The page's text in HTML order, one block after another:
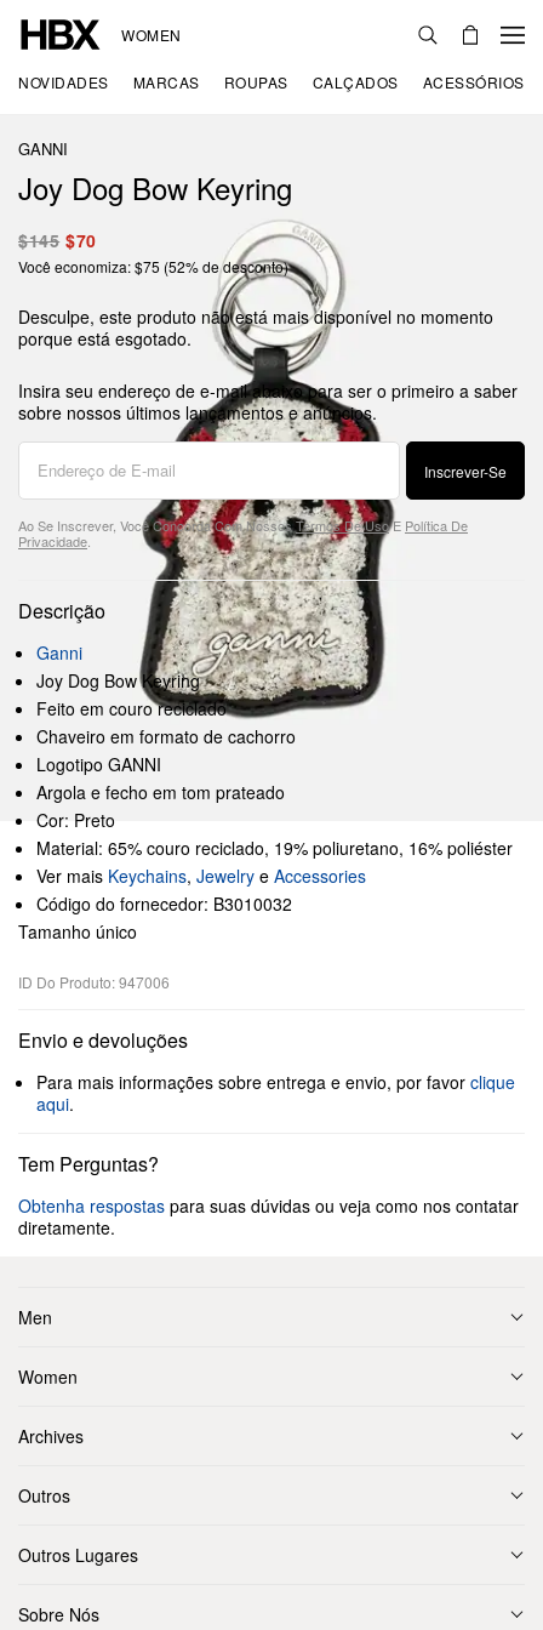
WOMEN
NOVIDADES MARCAS ROUPAS CALÇADOS ACESSÓRIOS
GANNI
Joy Dog Bow Keyring
$145 $70
Você economiza: $75 (52% de desconto)
Desculpe, este produto não está mais disponível no momento
porque está esgotado.
Insira seu endereço de e-mail abaixo para ser o primeiro a saber
sobre nossos últimos lançamentos e anúncios.
Inscrever-Se
Ao Se Inscrever, Você Concorda Com NossosTermos De UsoE Política De
Privacidade
Descrição
Ganni
Joy Dog Bow Keyring
Feito em couro reciclado
Chaveiro em formato de cachorro
Logotipo GANNI
Argola e fecho em tom prateado
Cor: Preto
Material: 65% couro reciclado, 19% poliuretano, 16% poliéster
Ver mais Keychains, Jewelry e Accessories
Código do fornecedor: B3010032
Tamanho único
ID Do Produto: 947006
Envio e devoluções
Para mais informações sobre entrega e envio, por favor clique
aqui.
Tem Perguntas?
Obtenha respostas para suas dúvidas ou veja como nos contatar
diretamente.
Men
Women
Archives
Outros
Outros Lugares
Sobre Nós